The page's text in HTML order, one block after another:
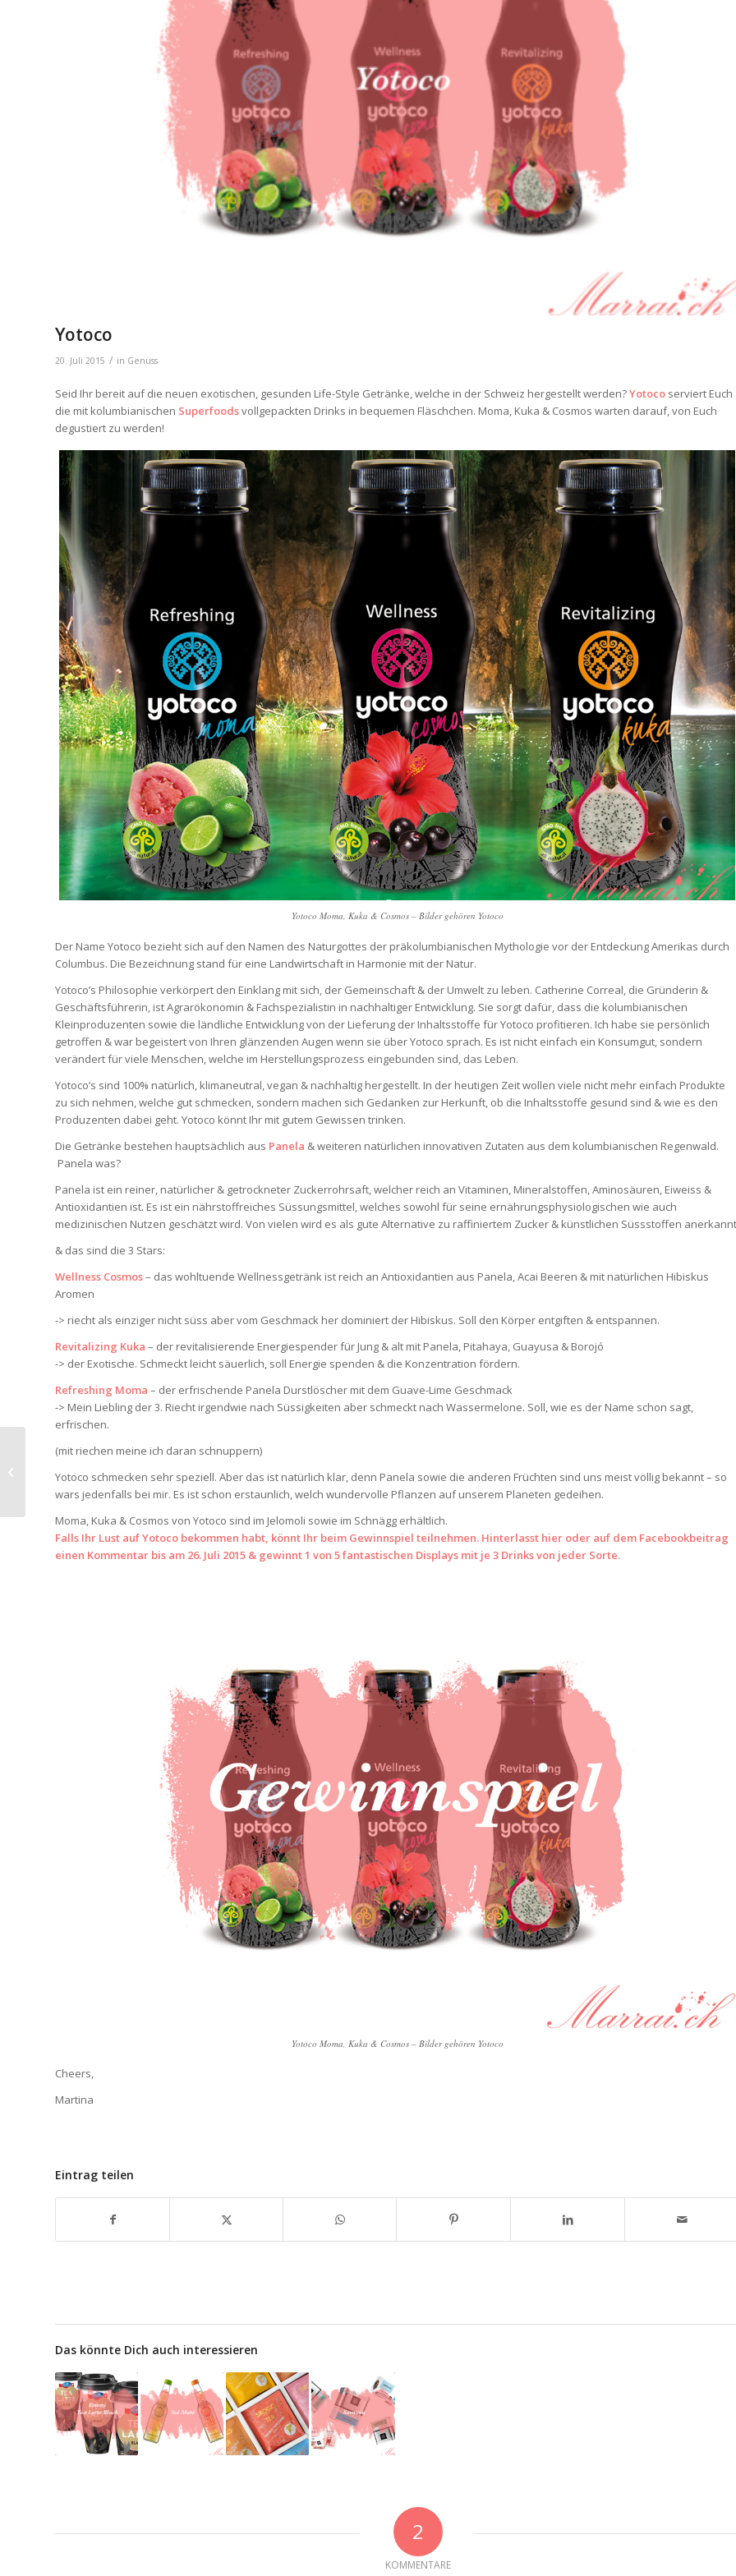
Yotoco
20. Juli 2015 / in Genuss
Seid Ihr bereit auf die neuen exotischen, gesunden Life-Style Getränke, welche in der Schweiz hergestellt werden?Yotoco serviert Euch
die mit kolumbianischen Superfoodsvollgepackten Drinks in bequemen Fläschchen. Moma, Kuka & Cosmos warten darauf, von Euch
degustiert zu werden!
Yotoco Moma, Kuka & Cosmos – Bilder gehören Yotoco
Der Name Yotoco bezieht sich auf den Namen des Naturgottes der präkolumbianischen Mythologie vor der Entdeckung Amerikas durch
Columbus. Die Bezeichnung stand für eine Landwirtschaft in Harmonie mit der Natur.
Yotoco’s Philosophie verkörpert den Einklang mit sich, der Gemeinschaft & der Umwelt zu leben. Catherine Correal, die Gründerin &
Geschäftsführerin, ist Agrarökonomin & Fachspezialistin in nachhaltiger Entwicklung. Sie sorgt dafür, dass die kolumbianischen
Kleinproduzenten sowie die ländliche Entwicklung von der Lieferung der Inhaltsstoffe für Yotoco profitieren. Ich habe sie persönlich
getroffen & war begeistert von Ihren glänzenden Augen wenn sie über Yotoco sprach. Es ist nicht einfach ein Konsumgut, sondern
verändert für viele Menschen, welche im Herstellungsprozess eingebunden sind, das Leben.
Yotoco’s sind 100% natürlich, klimaneutral, vegan & nachhaltig hergestellt. In der heutigen Zeit wollen viele nicht mehr einfach Produkte
zu sich nehmen, welche gut schmecken, sondern machen sich Gedanken zur Herkunft, ob die Inhaltsstoffe gesund sind & wie es den
Produzenten dabei geht. Yotoco könnt Ihr mit gutem Gewissen trinken.
Die Getränke bestehen hauptsächlich aus Panela & weiteren natürlichen innovativen Zutaten aus dem kolumbianischen Regenwald.
Panela was?
Panela ist ein reiner, natürlicher & getrockneter Zuckerrohrsaft, welcher reich an Vitaminen, Mineralstoffen, Aminosäuren, Eiweiss &
Antioxidantien ist. Es ist ein nährstoffreiches Süssungsmittel, welches sowohl für seine ernährungsphysiologischen wie auch
medizinischen Nutzen geschätzt wird. Von vielen wird es als gute Alternative zu raffiniertem Zucker & künstlichen Süssstoffen
& das sind die 3 Stars:
Wellness Cosmos– das wohltuende Wellnessgetränk ist reich an Antioxidantien aus Panela, Acai Beeren & mit natürlichen Hibiskus
Aromen
-> riecht als einziger nicht süss aber vom Geschmack her dominiert der Hibiskus. Soll den Körper entgiften & entspannen.
Revitalizing Kuka – der revitalisierende Energiespender für Jung & alt mit Panela, Pitahaya, Guayusa & Borojó
-> der Exotische. Schmeckt leicht säuerlich, soll Energie spenden & die Konzentration fördern.
Refreshing Moma – der erfrischende Panela Durstlöscher mit dem Guave-Lime Geschmack
-> Mein Liebling der 3. Riecht irgendwie nach Süssigkeiten aber schmeckt nach Wassermelone. Soll, wie es der Name schon sagt,
erfrischen.
(mit riechen meine ich daran schnuppern)
Yotoco schmecken sehr speziell. Aber das ist natürlich klar, denn Panela sowie die anderen Früchten sind uns meist völlig bekannt – so
wars jedenfalls bei mir. Es ist schon erstaunlich, welch wundervolle Pflanzen auf unserem Planeten gedeihen.
Moma, Kuka & Cosmos von Yotoco sind im Jelomoli sowie im Schnägg erhältlich.
Falls Ihr Lust auf Yotoco bekommen habt, könnt Ihr beim Gewinnspiel teilnehmen. Hinterlasst hier oder auf dem Facebookbeitrag
einen Kommentar bis am 26. Juli 2015 & gewinnt 1 von 5 fantastischen Displays mit je 3 Drinks von jeder Sorte.
Yotoco Moma, Kuka & Cosmos – Bilder gehören Yotoco
Cheers,
Martina
Eintrag teilen
Das könnte Dich auch interessieren
2
KOMMENTARE
Urschweiz